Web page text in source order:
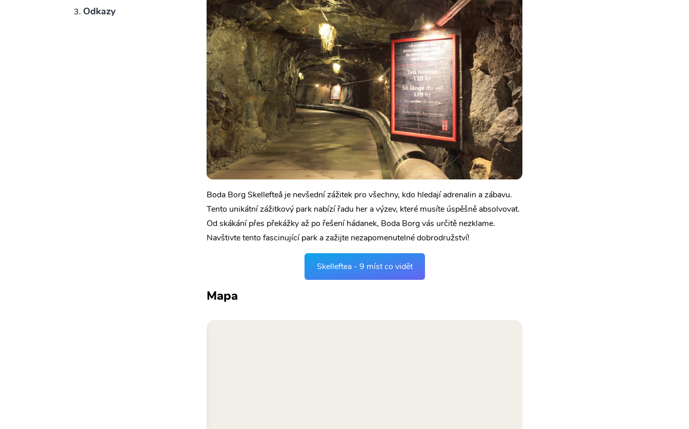
Odkazy
Boda Borg Skellefteå je nevšední zážitek pro všechny, kdo hledají adrenalin a zábavu.
Tento unikátní zážitkový park nabízí řadu her a výzev, které musíte úspěšně absolvovat.
Od skákání přes překážky až po řešení hádanek, Boda Borg vás určitě nezklame.
Navštivte tento fascinující park a zažijte nezapomenutelné dobrodružství!
Skelleftea - 9 míst co vidět
Mapa